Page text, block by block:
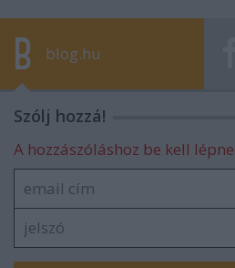
blog.hu
Szólj hozzá!
A hozzászóláshoz be kell